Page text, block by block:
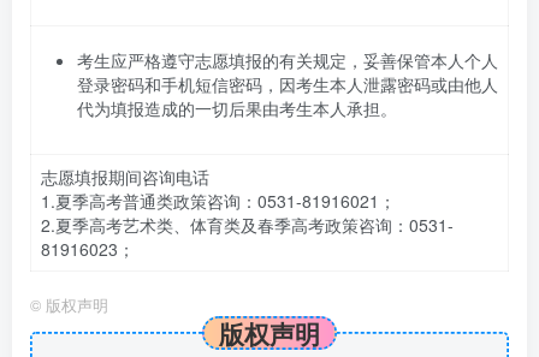
考生应严格遵守志愿填报的有关规定，妥善保管本人个人
登录密码和手机短信密码，因考生本人泄露密码或由他人
代为填报造成的一切后果由考生本人承担。
志愿填报期间咨询电话
1.夏季高考普通类政策咨询：0531-81916021；
2.夏季高考艺术类、体育类及春季高考政策咨询：0531-
81916023；
© 版权声明
版权声明